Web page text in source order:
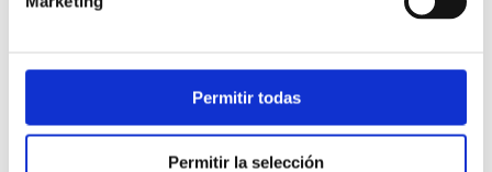
Permitir todas
Permitir la selección